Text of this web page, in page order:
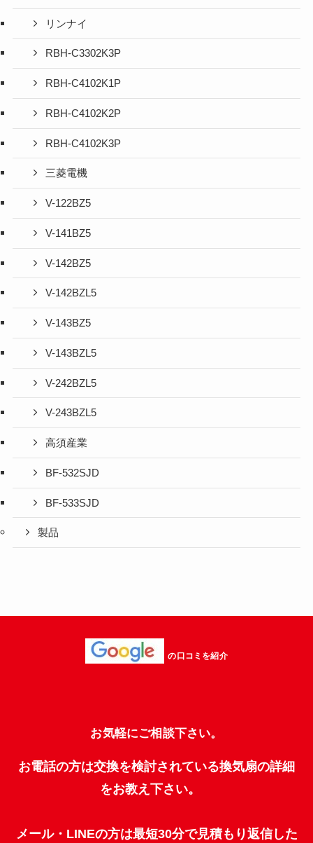
リンナイ
RBH-C3302K3P
RBH-C4102K1P
RBH-C4102K2P
RBH-C4102K3P
三菱電機
V-122BZ5
V-141BZ5
V-142BZ5
V-142BZL5
V-143BZ5
V-143BZL5
V-242BZL5
V-243BZL5
高須産業
BF-532SJD
BF-533SJD
製品
の口コミを紹介
お気軽にご相談下さい。
お電話の方は交換を検討されている換気扇の詳細
をお教え下さい。
メール・LINEの方は最短30分で見積もり返信した